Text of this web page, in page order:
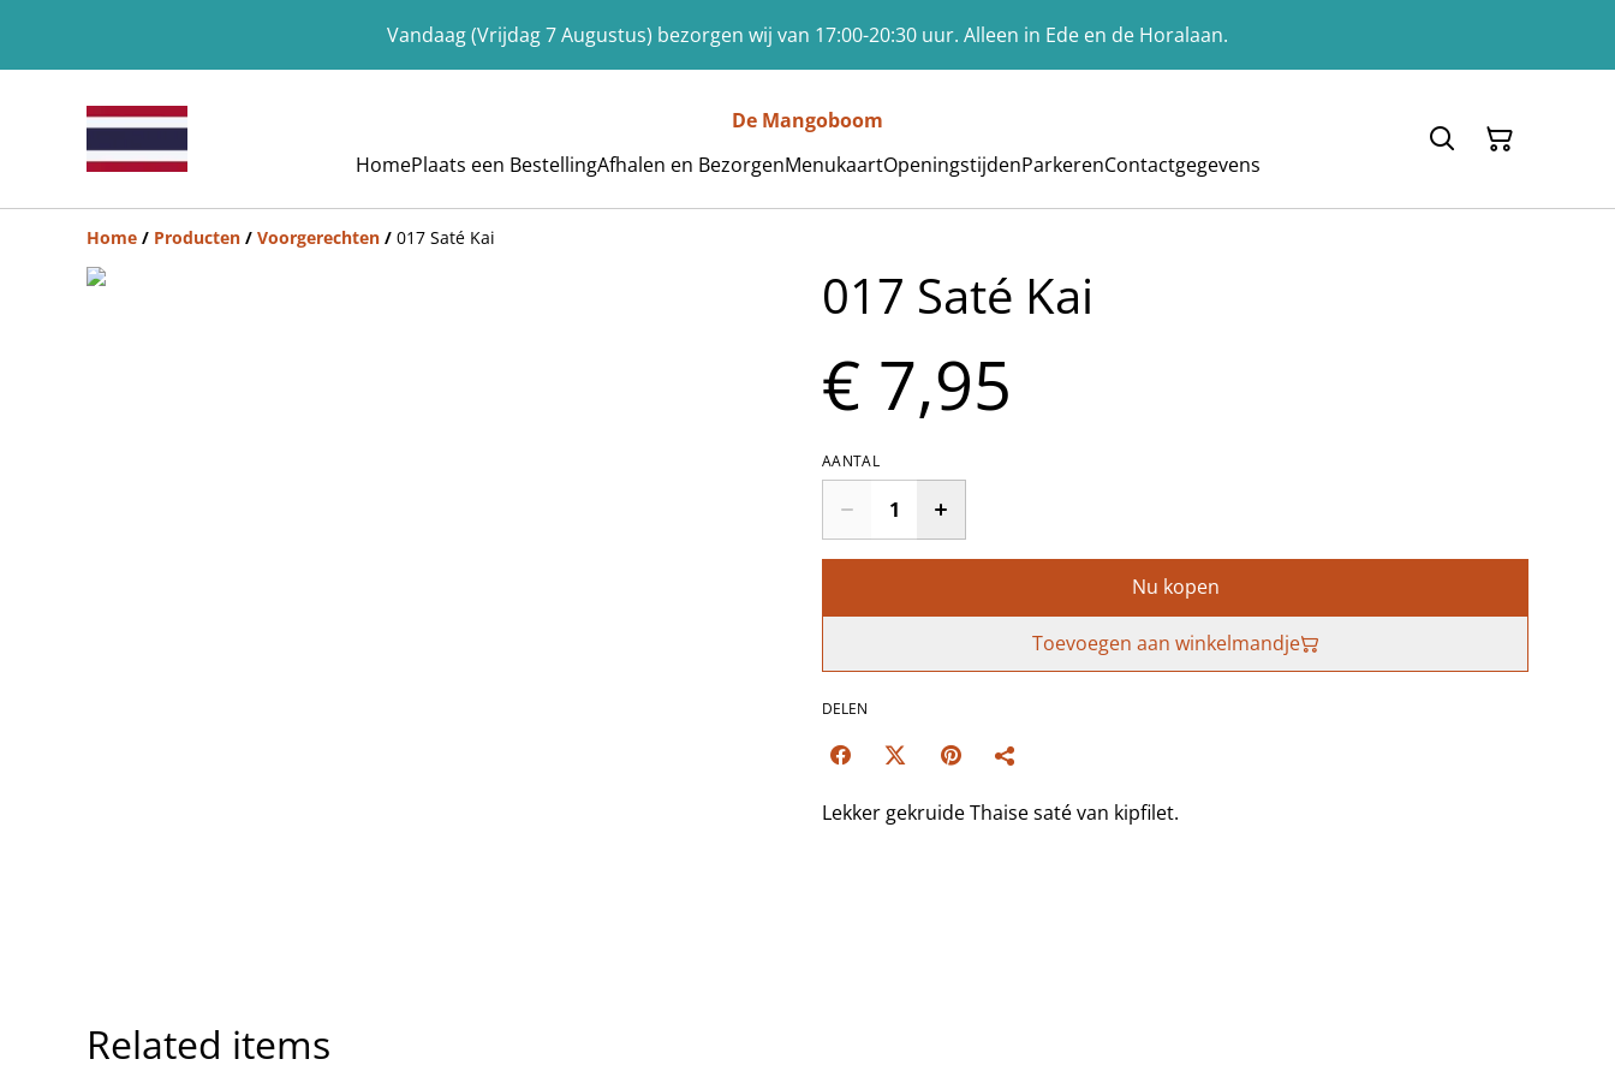
Vandaag (Vrijdag 7 Augustus) bezorgen wij van 17:00-20:30 uur. Alleen in Ede en de Horalaan.
De Mangoboom
HomePlaats een BestellingAfhalen en BezorgenMenukaartOpeningstijdenParkerenContactgegevens
Home / Producten / Voorgerechten / 017 Saté Kai
017 Saté Kai
€ 7,95
AANTAL
Nu kopen
Toevoegen aan winkelmandje
DELEN
Lekker gekruide Thaise saté van kipfilet.
Related items